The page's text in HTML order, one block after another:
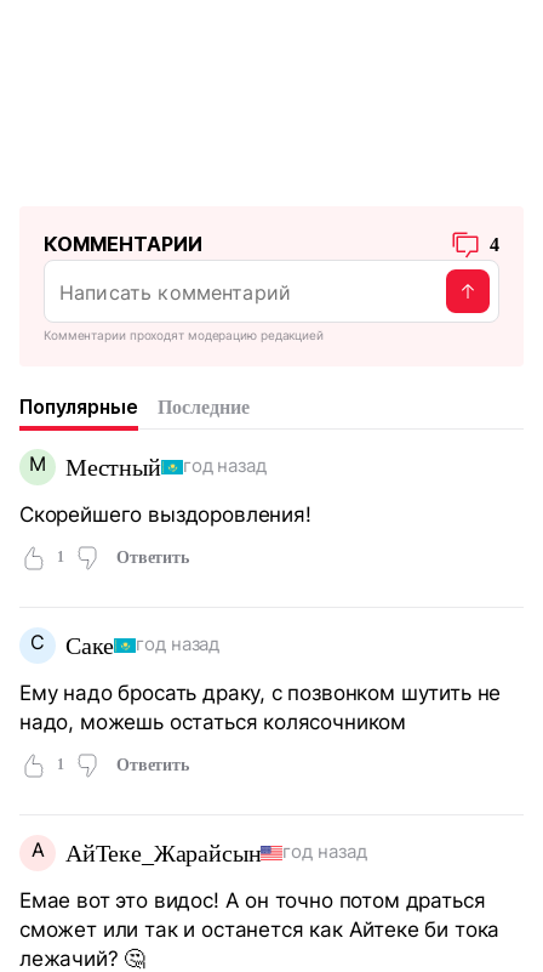
КОММЕНТАРИИ 4
Комментарии проходят модерацию редакцией
Популярные Последние
М Местный год назад
Скорейшего выздоровления!
1 Ответить
С Саке год назад
Ему надо бросать драку, с позвонком шутить не
надо, можешь остаться колясочником
1 Ответить
А АйТеке_Жарайсын год назад
Емае вот это видос! А он точно потом драться
сможет или так и останется как Айтеке би тока
лежачий? 🤔